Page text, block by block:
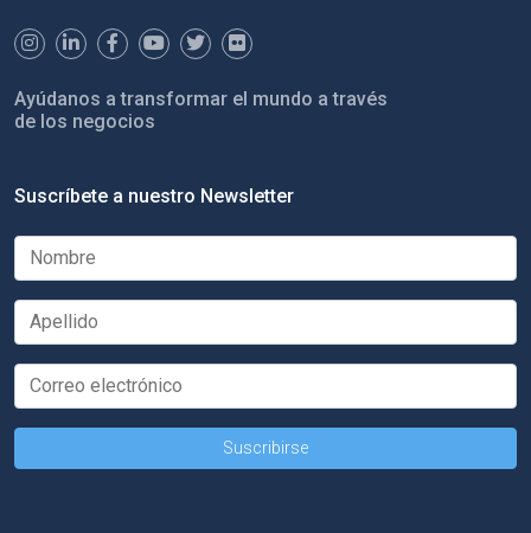
Ayúdanos a transformar el mundo a través
de los negocios
Suscríbete a nuestro Newsletter